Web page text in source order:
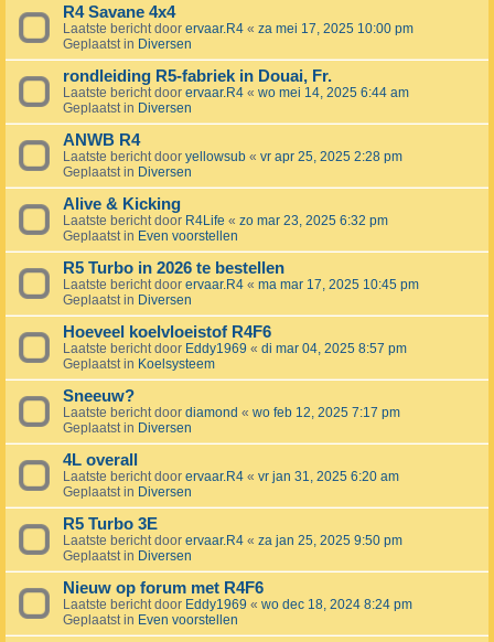
R4 Savane 4x4
Laatste bericht door ervaar.R4 « za mei 17, 2025 10:00 pm
Geplaatst in Diversen
rondleiding R5-fabriek in Douai, Fr.
Laatste bericht door ervaar.R4 « wo mei 14, 2025 6:44 am
Geplaatst in Diversen
ANWB R4
Laatste bericht door yellowsub « vr apr 25, 2025 2:28 pm
Geplaatst in Diversen
Alive & Kicking
Laatste bericht door R4Life « zo mar 23, 2025 6:32 pm
Geplaatst in Even voorstellen
R5 Turbo in 2026 te bestellen
Laatste bericht door ervaar.R4 « ma mar 17, 2025 10:45 pm
Geplaatst in Diversen
Hoeveel koelvloeistof R4F6
Laatste bericht door Eddy1969 « di mar 04, 2025 8:57 pm
Geplaatst in Koelsysteem
Sneeuw?
Laatste bericht door diamond « wo feb 12, 2025 7:17 pm
Geplaatst in Diversen
4L overall
Laatste bericht door ervaar.R4 « vr jan 31, 2025 6:20 am
Geplaatst in Diversen
R5 Turbo 3E
Laatste bericht door ervaar.R4 « za jan 25, 2025 9:50 pm
Geplaatst in Diversen
Nieuw op forum met R4F6
Laatste bericht door Eddy1969 « wo dec 18, 2024 8:24 pm
Geplaatst in Even voorstellen